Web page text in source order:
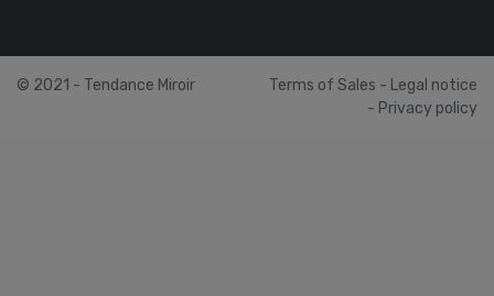
© 2021 - Tendance Miroir Terms of Sales - Legal notice
- Privacy policy